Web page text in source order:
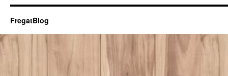
FregatBlog